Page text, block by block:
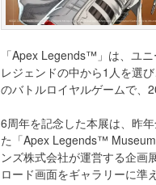
「Apex Legends™」は、ユ
レジェンドの中から1人を選
のバトルロイヤルゲームで、
6周年を記念した本展は、昨
た「Apex Legends™
ンズ株式会社が運営する企画
ロード画面をギャラリーに準